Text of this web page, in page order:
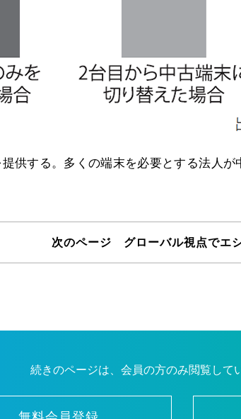
供する。多くの端末を必要とする法人
次のページ グローバル視点でエ
続きのページは、会員の方のみ閲覧して